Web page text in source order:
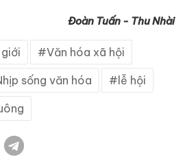
Đoàn Tuấn - Thu Nhài
Văn hóa xã hội
sống văn hóa lễ hội